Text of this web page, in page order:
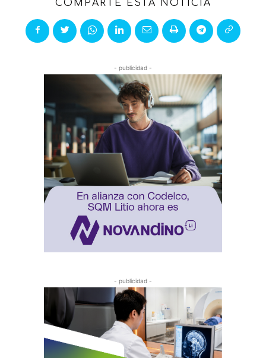
COMPARTE ESTA NOTICIA
- publicidad -
- publicidad -